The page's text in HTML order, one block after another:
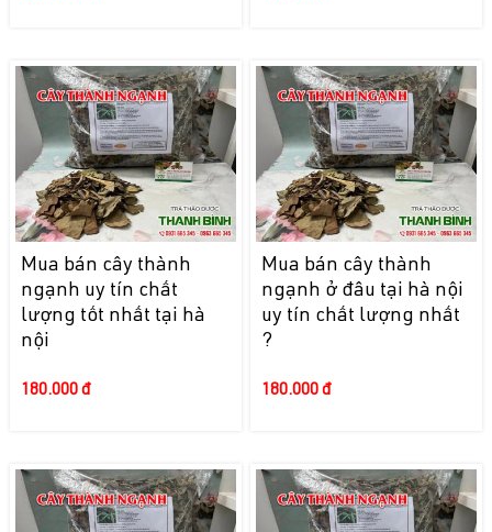
Mua bán cây thành
ngạnh uy tín chất
lượng tốt nhất tại hà
nội
180.000 đ
Mua bán cây thành
ngạnh ở đâu tại hà nội
uy tín chất lượng nhất
?
180.000 đ